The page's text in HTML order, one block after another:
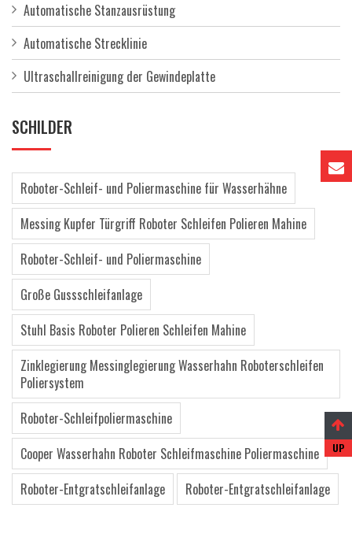
Automatische Stanzausrüstung
Automatische Strecklinie
Ultraschallreinigung der Gewindeplatte
SCHILDER
Roboter-Schleif- und Poliermaschine für Wasserhähne
Messing Kupfer Türgriff Roboter Schleifen Polieren Mahine
Roboter-Schleif- und Poliermaschine
Große Gussschleifanlage
Stuhl Basis Roboter Polieren Schleifen Mahine
Zinklegierung Messinglegierung Wasserhahn Roboterschleifen
Poliersystem
Roboter-Schleifpoliermaschine
Cooper Wasserhahn Roboter Schleifmaschine Poliermaschine
Roboter-Entgratschleifanlage
Roboter-Entgratschleifanlage